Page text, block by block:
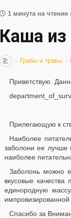
1 минута на чтение
Каша из
Грибы и травы
Приветствую.
Прилегающую к
Наиболее
заболони ее лучше
наиболее
Заболонь можно
вкусовые
единородную
Спасибо за